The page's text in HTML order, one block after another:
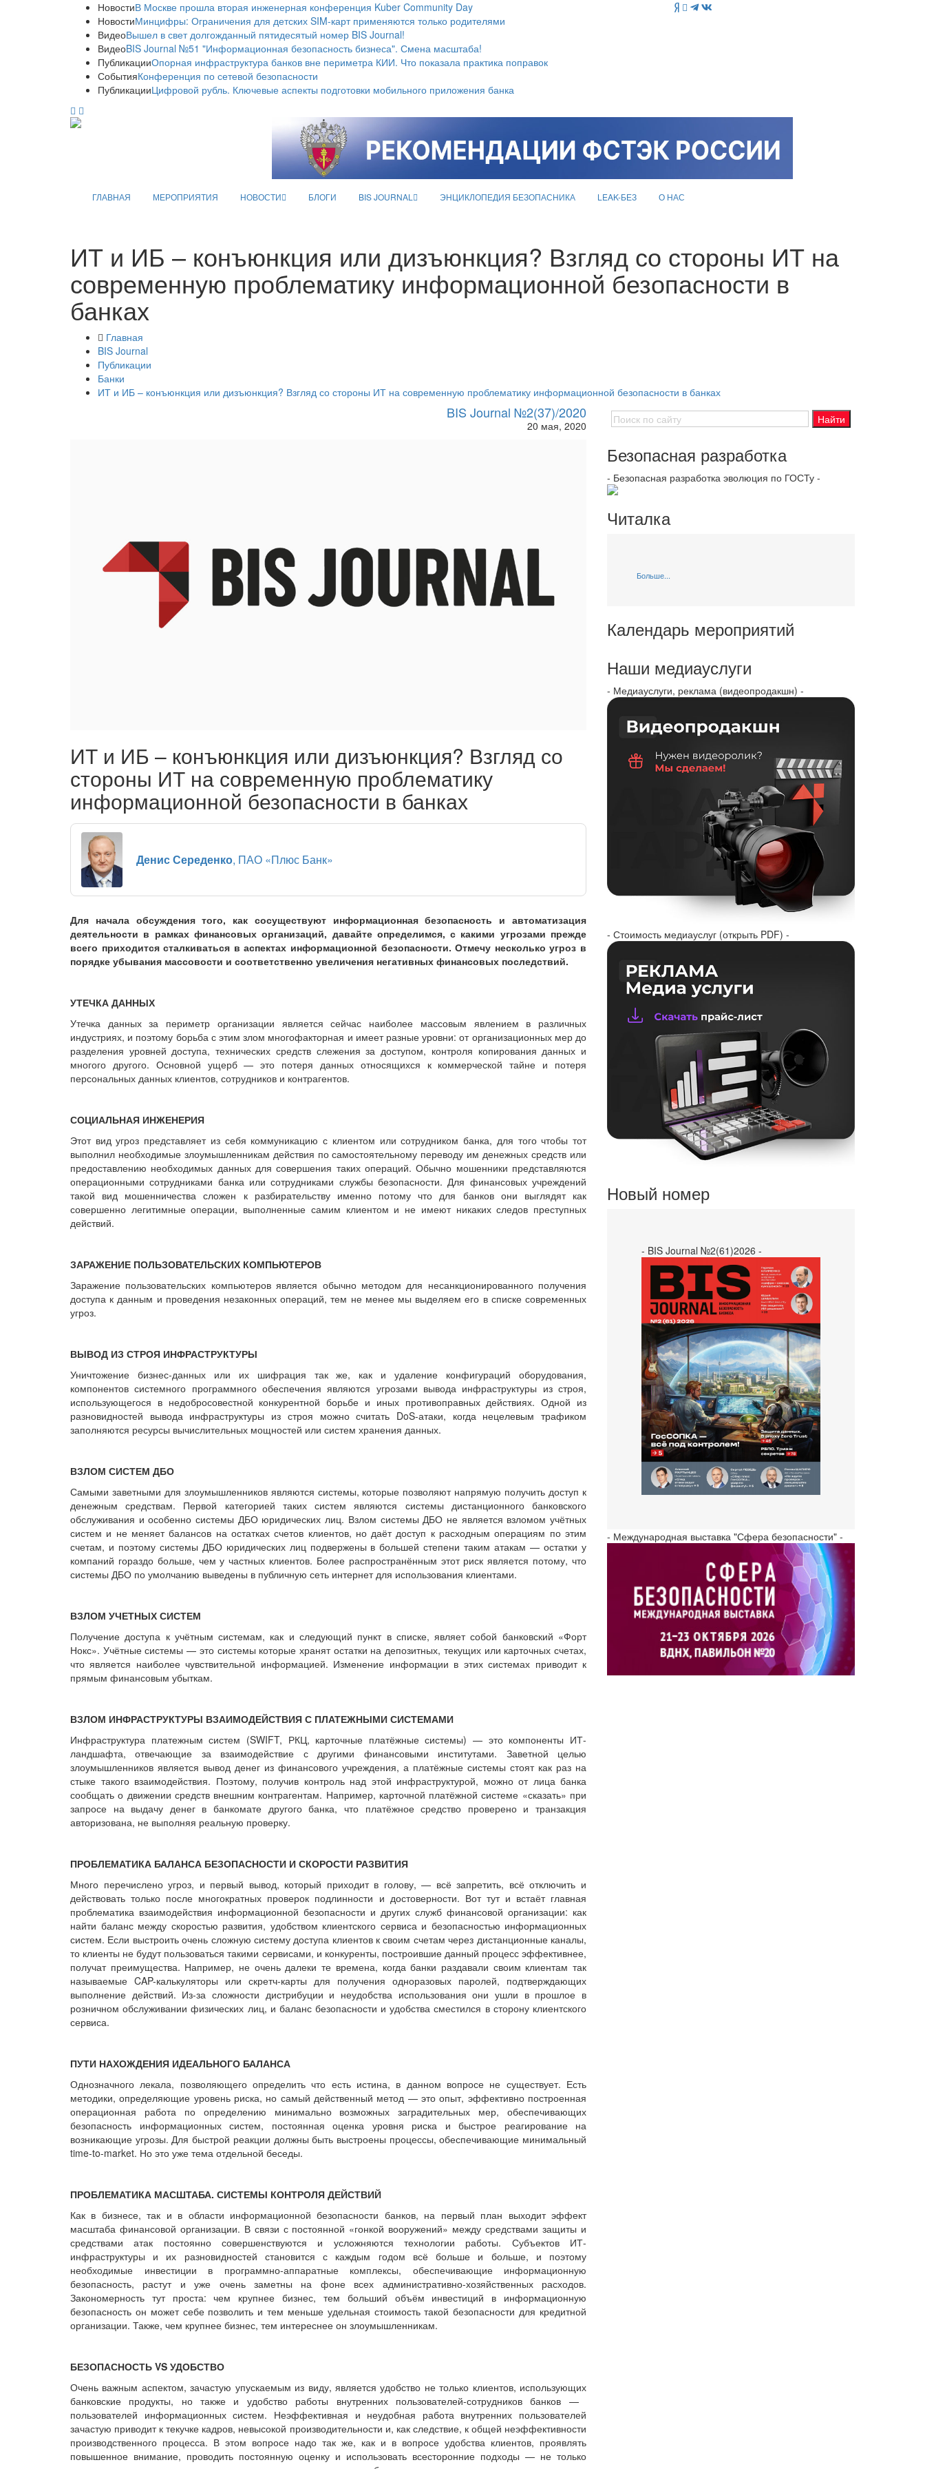
НовостиВ Москве прошла вторая инженерная конференция Kuber Community Day
НовостиМинцифры: Ограничения для детских SIM-карт применяются только родителями
ВидеоВышел в свет долгожданный пятидесятый номер BIS Journal!
ВидеоBIS Journal №51 "Информационная безопасность бизнеса". Смена масштаба!
ПубликацииОпорная инфраструктура банков вне периметра КИИ. Что показала практика поправок
СобытияКонференция по сетевой безопасности
ПубликацииЦифровой рубль. Ключевые аспекты подготовки мобильного приложения банка
ГЛАВНАЯ МЕРОПРИЯТИЯ НОВОСТИ БЛОГИ BIS JOURNAL ЭНЦИКЛОПЕДИЯ БЕЗОПАСНИКА LEAK-БЕЗ О НАС
ИТ и ИБ – ​конъюнкция или дизъюнкция? Взгляд со стороны ИТ на
современную проблематику информационной безопасности в
банках
Главная
BIS Journal
Публикации
Банки
ИТ и ИБ – ​конъюнкция или дизъюнкция? Взгляд со стороны ИТ на современную проблематику информационной безопасности в банках
BIS Journal №2(37)/2020
20 мая, 2020
ИТ и ИБ – ​конъюнкция или дизъюнкция? Взгляд со
стороны ИТ на современную проблематику
информационной безопасности в банках
Денис Середенко, ПАО «Плюс Банк»
Для начала обсуждения того, как сосуществуют информационная безопасность и автоматизация
деятельности в рамках финансовых организаций, давайте определимся, с какими угрозами прежде
всего приходится сталкиваться в аспектах информационной безопасности. Отмечу несколько угроз в
порядке убывания массовости и соответственно увеличения негативных финансовых последствий.
УТЕЧКА ДАННЫХ
Утечка данных за периметр организации является сейчас наиболее массовым явлением в различных
индустриях, и поэтому борьба с этим злом многофакторная и имеет разные уровни: от организационных мер до
разделения уровней доступа, технических средств слежения за доступом, контроля копирования данных и
многого другого. Основной ущерб — ​это потеря данных относящихся к коммерческой тайне и потеря
персональных данных клиентов, сотрудников и контрагентов.
СОЦИАЛЬНАЯ ИНЖЕНЕРИЯ
Этот вид угроз представляет из себя коммуникацию с клиентом или сотрудником банка, для того чтобы тот
выполнил необходимые злоумышленникам действия по самостоятельному переводу им денежных средств или
предоставлению необходимых данных для совершения таких операций. Обычно мошенники представляются
операционными сотрудниками банка или сотрудниками службы безопасности. Для финансовых учреждений
такой вид мошенничества сложен к разбирательству именно потому что для банков они выглядят как
совершенно легитимные операции, выполненные самим клиентом и не имеют никаких следов преступных
действий.
ЗАРАЖЕНИЕ ПОЛЬЗОВАТЕЛЬСКИХ КОМПЬЮТЕРОВ
Заражение пользовательских компьютеров является обычно методом для несанкционированного получения
доступа к данным и проведения незаконных операций, тем не менее мы выделяем его в списке современных
угроз.
ВЫВОД ИЗ СТРОЯ ИНФРАСТРУКТУРЫ
Уничтожение бизнес-данных или их шифрация так же, как и удаление конфигураций оборудования,
компонентов системного программного обеспечения являются угрозами вывода инфраструктуры из строя,
использующегося в недобросовестной конкурентной борьбе и иных противоправных действиях. Одной из
разновидностей вывода инфраструктуры из строя можно считать DoS-атаки, когда нецелевым трафиком
заполняются ресурсы вычислительных мощностей или систем хранения данных.
ВЗЛОМ СИСТЕМ ДБО
Самыми заветными для злоумышленников являются системы, которые позволяют напрямую получить доступ к
денежным средствам. Первой категорией таких систем являются системы дистанционного банковского
обслуживания и особенно системы ДБО юридических лиц. Взлом системы ДБО не является взломом учётных
систем и не меняет балансов на остатках счетов клиентов, но даёт доступ к расходным операциям по этим
счетам, и поэтому системы ДБО юридических лиц подвержены в большей степени таким атакам — ​остатки у
компаний гораздо больше, чем у частных клиентов. Более распространённым этот риск является потому, что
системы ДБО по умолчанию выведены в публичную сеть интернет для использования клиентами.
ВЗЛОМ УЧЕТНЫХ СИСТЕМ
Получение доступа к учётным системам, как и следующий пункт в списке, являет собой банковский «Форт
Нокс». Учётные системы — ​это системы которые хранят остатки на депозитных, текущих или карточных счетах,
что является наиболее чувствительной информацией. Изменение информации в этих системах приводит к
прямым финансовым убыткам.
ВЗЛОМ ИНФРАСТРУКТУРЫ ВЗАИМОДЕЙСТВИЯ С ПЛАТЕЖНЫМИ СИСТЕМАМИ
Инфраструктура платежным систем (SWIFT, РКЦ, карточные платёжные системы) — ​это компоненты ИТ-
ландшафта, отвечающие за взаимодействие с другими финансовыми институтами. Заветной целью
злоумышленников является вывод денег из финансового учреждения, а платёжные системы стоят как раз на
стыке такого взаимодействия. Поэтому, получив контроль над этой инфраструктурой, можно от лица банка
сообщать о движении средств внешним контрагентам. Например, карточной платёжной системе «сказать» при
запросе на выдачу денег в банкомате другого банка, что платёжное средство проверено и транзакция
авторизована, не выполняя реальную проверку.
ПРОБЛЕМАТИКА БАЛАНСА БЕЗОПАСНОСТИ И СКОРОСТИ РАЗВИТИЯ
Много перечислено угроз, и первый вывод, который приходит в голову, — ​всё запретить, всё отключить и
действовать только после многократных проверок подлинности и достоверности. Вот тут и встаёт главная
проблематика взаимодействия информационной безопасности и других служб финансовой организации: как
найти баланс между скоростью развития, удобством клиентского сервиса и безопасностью информационных
систем. Если выстроить очень сложную систему доступа клиентов к своим счетам через дистанционные каналы,
то клиенты не будут пользоваться такими сервисами, и конкуренты, построившие данный процесс эффективнее,
получат преимущества. Например, не очень далеки те времена, когда банки раздавали своим клиентам так
называемые CAP-калькуляторы или скретч-карты для получения одноразовых паролей, подтверждающих
выполнение действий. Из-за сложности дистрибуции и неудобства использования они ушли в прошлое в
розничном обслуживании физических лиц, и баланс безопасности и удобства сместился в сторону клиентского
сервиса.
ПУТИ НАХОЖДЕНИЯ ИДЕАЛЬНОГО БАЛАНСА
Однозначного лекала, позволяющего определить что есть истина, в данном вопросе не существует. Есть
методики, определяющие уровень риска, но самый действенный метод — ​это опыт, эффективно построенная
операционная работа по определению минимально возможных заградительных мер, обеспечивающих
безопасность информационных систем, постоянная оценка уровня риска и быстрое реагирование на
возникающие угрозы. Для быстрой реакции должны быть выстроены процессы, обеспечивающие минимальный
time-to-market. Но это уже тема отдельной беседы.
ПРОБЛЕМАТИКА МАСШТАБА. СИСТЕМЫ КОНТРОЛЯ ДЕЙСТВИЙ
Как в бизнесе, так и в области информационной безопасности банков, на первый план выходит эффект
масштаба финансовой организации. В связи с постоянной «гонкой вооружений» между средствами защиты и
средствами атак постоянно совершенствуются и усложняются технологии работы. Субъектов ИТ-
инфраструктуры и их разновидностей становится с каждым годом всё больше и больше, и поэтому
необходимые инвестиции в программно-аппаратные комплексы, обеспечивающие информационную
безопасность, растут и уже очень заметны на фоне всех административно-хозяйственных расходов.
Закономерность тут проста: чем крупнее бизнес, тем больший объём инвестиций в информационную
безопасность он может себе позволить и тем меньше удельная стоимость такой безопасности для кредитной
организации. Также, чем крупнее бизнес, тем интереснее он злоумышленникам.
БЕЗОПАСНОСТЬ VS УДОБСТВО
Очень важным аспектом, зачастую упускаемым из виду, является удобство не только клиентов, использующих
банковские продукты, но также и удобство работы внутренних пользователей-сотрудников банков — ​
пользователей информационных систем. Неэффективная и неудобная работа внутренних пользователей
зачастую приводит к текучке кадров, невысокой производительности и, как следствие, к общей неэффективности
производственного процесса. В этом вопросе надо так же, как и в вопросе удобства клиентов, проявлять
повышенное внимание, проводить постоянную оценку и использовать всесторонние подходы — ​не только
Безопасная разработка
- Безопасная разработка эволюция по ГОСТу -
Читалка
Больше...
Календарь мероприятий
Наши медиауслуги
- Медиауслуги, реклама (видеопродакшн) -
- Стоимость медиауслуг (открыть PDF) -
Новый номер
- BIS Journal №2(61)2026 -
- Международная выставка "Сфера безопасности" -